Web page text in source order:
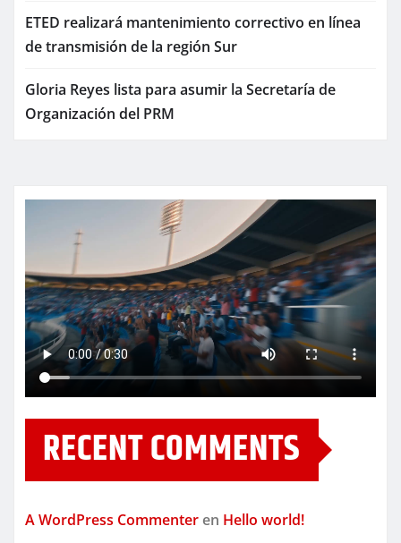
ETED realizará mantenimiento correctivo en línea
de transmisión de la región Sur
Gloria Reyes lista para asumir la Secretaría de
Organización del PRM
RECENT COMMENTS
A WordPress Commenter en Hello world!